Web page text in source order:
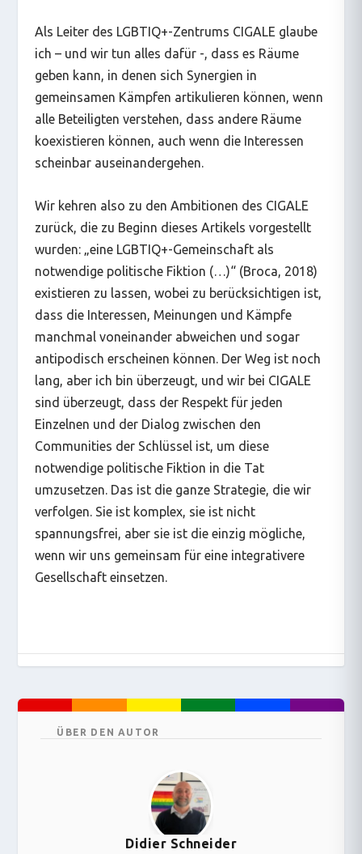
Als Leiter des LGBTIQ+-Zentrums CIGALE glaube
ich – und wir tun alles dafür -, dass es Räume
geben kann, in denen sich Synergien in
gemeinsamen Kämpfen artikulieren können, wenn
alle Beteiligten verstehen, dass andere Räume
koexistieren können, auch wenn die Interessen
scheinbar auseinandergehen.
Wir kehren also zu den Ambitionen des CIGALE
zurück, die zu Beginn dieses Artikels vorgestellt
wurden: „eine LGBTIQ+-Gemeinschaft als
notwendige politische Fiktion (…)“ (Broca, 2018)
existieren zu lassen, wobei zu berücksichtigen ist,
dass die Interessen, Meinungen und Kämpfe
manchmal voneinander abweichen und sogar
antipodisch erscheinen können. Der Weg ist noch
lang, aber ich bin überzeugt, und wir bei CIGALE
sind überzeugt, dass der Respekt für jeden
Einzelnen und der Dialog zwischen den
Communities der Schlüssel ist, um diese
notwendige politische Fiktion in die Tat
umzusetzen. Das ist die ganze Strategie, die wir
verfolgen. Sie ist komplex, sie ist nicht
spannungsfrei, aber sie ist die einzig mögliche,
wenn wir uns gemeinsam für eine integrativere
Gesellschaft einsetzen.
ÜBER DEN AUTOR
Didier Schneider